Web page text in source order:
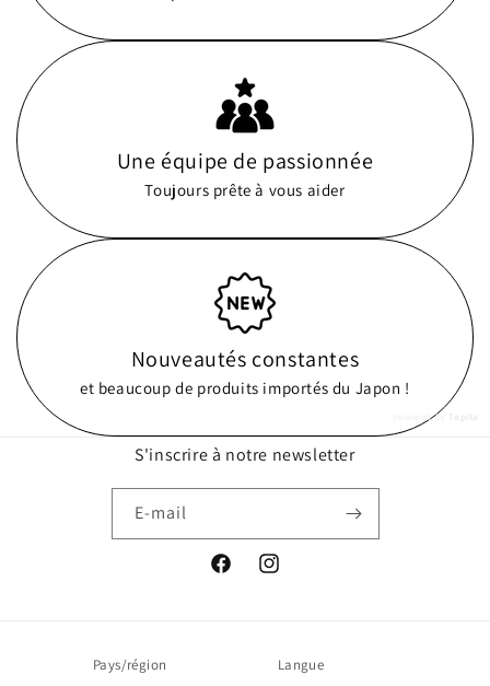
Une équipe de passionnée
Toujours prête à vous aider
Nouveautés constantes
et beaucoup de produits importés du Japon !
powered by
S'inscrire à notre newsletter
E-mail
FacebookInstagram
Pays/région Langue